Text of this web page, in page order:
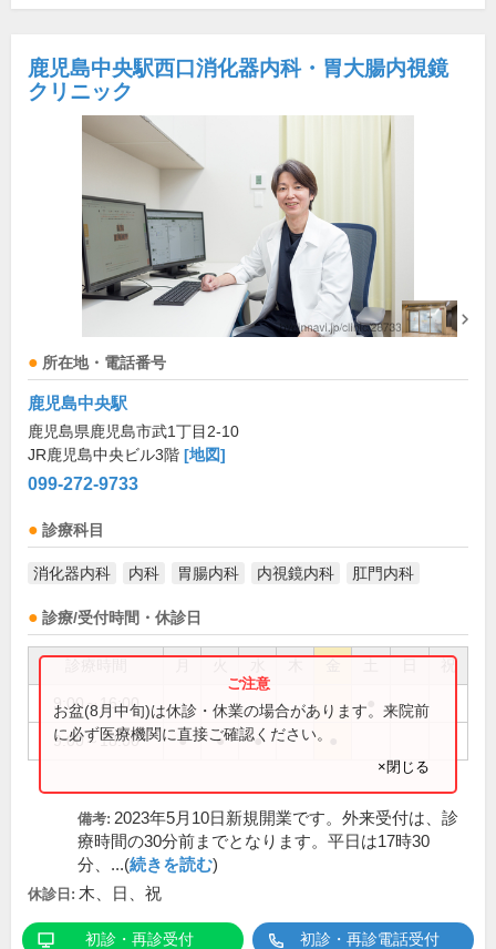
鹿児島中央駅西口消化器内科・胃大腸内視鏡
クリニック
所在地・電話番号
鹿児島中央駅
鹿児島県鹿児島市武1丁目2-10
JR鹿児島中央ビル3階 [地図]
099-272-9733
診療科目
消化器内科 内科 胃腸内科 内視鏡内科 肛門内科
診療/受付時間・休診日
祝
9:00～16:00
9:00～18:00 ● ● ●
お盆(8月中旬)は休診・休業の場合があります。来院前
に必ず医療機関に直接ご確認ください。
×閉じる
備考: 2023年5月10日新規開業です。外来受付は、診
療時間の30分前までとなります。平日は17時30
分、...(続きを読む)
休診日: 木、日、祝
初診・再診受付 初診・再診電話受付